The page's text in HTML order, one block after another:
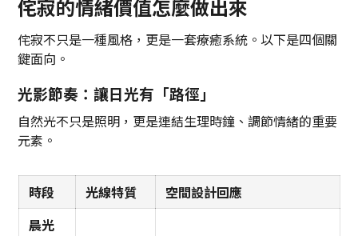
侘寂的情緒價值怎麼做出來
侘寂不只是一種風格，更是一套療癒系統。以下是四個關
鍵面向。
光影節奏：讓日光有「路徑」
自然光不只是照明，更是連結生理時鐘、調節情緒的重要
元素。
時段 光線特質
空間設計回應
晨光